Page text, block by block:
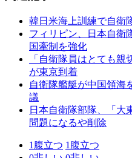
韓日米海上訓練で自衛
フィリピン、日本自衛
国牽制を強化
「自衛隊員はとても
が東京到着
自衛隊艦艇が中国領
議
日本自衛隊部隊、「大
問題になるや削除
1 腹立つ 1 腹立つ